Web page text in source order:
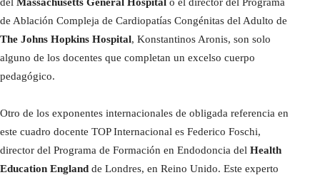
de Ablación Compleja de Cardiopatías Congénitas del Adulto de
The Johns Hopkins Hospital, Konstantinos Aronis, son solo
alguno de los docentes que completan un excelso cuerpo
pedagógico.
Otro de los exponentes internacionales de obligada referencia en
este cuadro docente TOP Internacional es Federico Foschi,
director del Programa de Formación en Endodoncia del Health
Education England de Londres, en Reino Unido. Este experto